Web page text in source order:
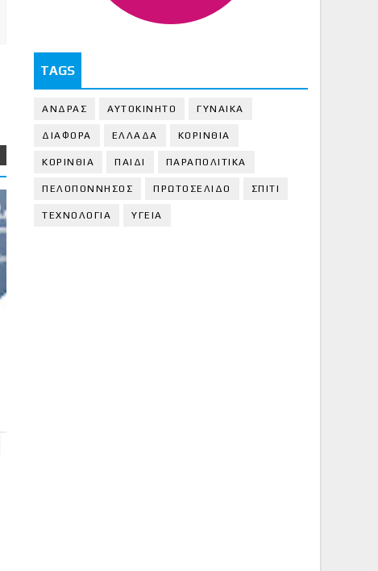
TAGS
ΑΝΔΡΑΣ ΑΥΤΟΚΙΝΗΤΟ ΓΥΝΑΙΚΑ
ΔΙΑΦΟΡΑ ΕΛΛΑΔΑ ΚΟΡΙΝΘΙΑ
ΚΟΡΙΝΘΙA ΠΑΙΔΙ ΠΑΡΑΠΟΛΙΤΙΚΑ
ΠΕΛΟΠΟΝΝΗΣΟΣ ΠΡΩΤΟΣΕΛΙΔΟ ΣΠΙΤΙ
ΤΕΧΝΟΛΟΓΙΑ ΥΓΕΙΑ